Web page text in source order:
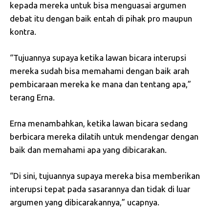
kepada mereka untuk bisa menguasai argumen
debat itu dengan baik entah di pihak pro maupun
kontra.
“Tujuannya supaya ketika lawan bicara interupsi
mereka sudah bisa memahami dengan baik arah
pembicaraan mereka ke mana dan tentang apa,”
terang Erna.
Erna menambahkan, ketika lawan bicara sedang
berbicara mereka dilatih untuk mendengar dengan
baik dan memahami apa yang dibicarakan.
“Di sini, tujuannya supaya mereka bisa memberikan
interupsi tepat pada sasarannya dan tidak di luar
argumen yang dibicarakannya,” ucapnya.